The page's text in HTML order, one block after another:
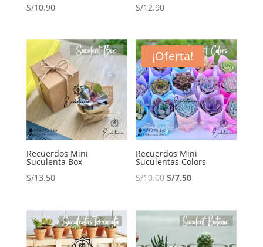
S/10.90
S/12.90
Recuerdos Mini
Suculenta Box
S/13.50
¡Oferta!
Recuerdos Mini
Suculentas Colors
S/10.00 El
original
era:
S/10.00.
S/7.50El
actual
es:
S/7.50.